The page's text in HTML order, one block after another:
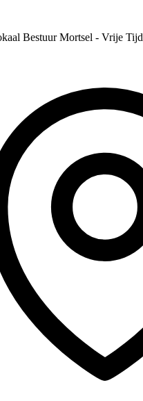
Bestuur Mortsel - Vrije Tijd